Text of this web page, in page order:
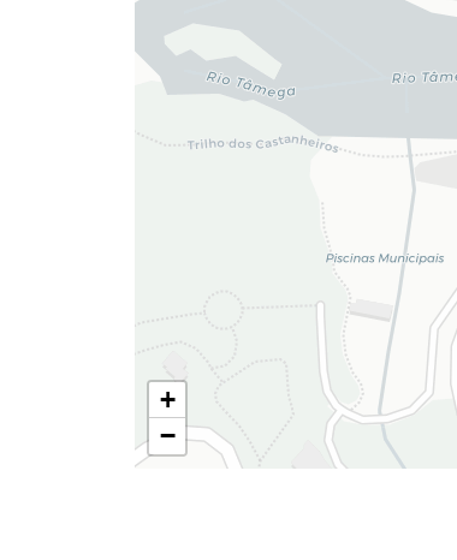
Termo de Pesquisa
Categorias gerais
Filtros
+
−